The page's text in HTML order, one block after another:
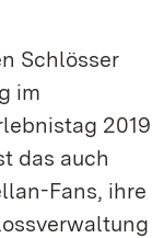
Schlösser
im
2019
das auch
Fans, ihre